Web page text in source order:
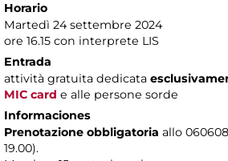
Horario
Martedì 24 settembre 2024
ore 16.15 con interprete LIS
Entrada
attività gratuita dedicata
MIC card e alle persone sorde
Informaciones
Prenotazione obbligatoria allo
19.00).